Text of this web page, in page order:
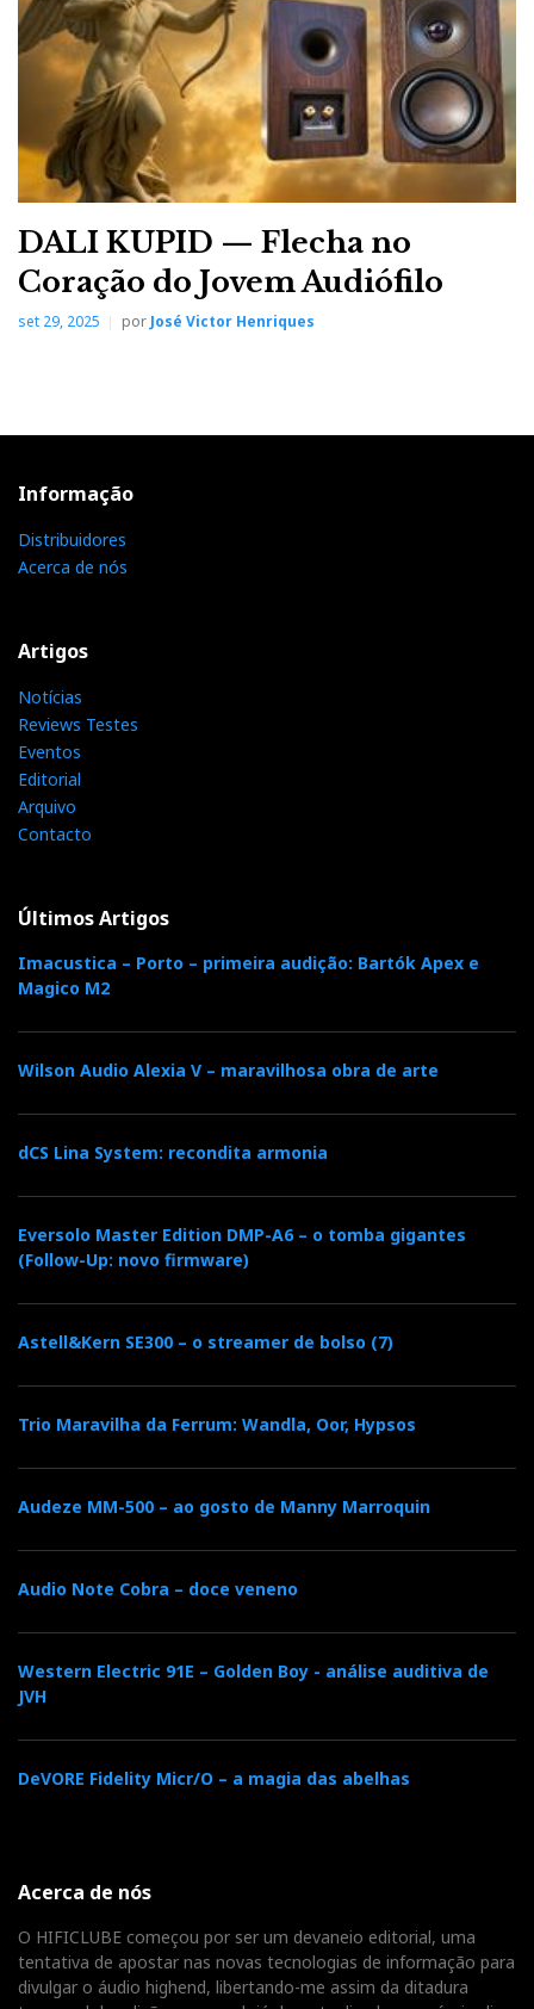
DALI KUPID — Flecha no
Coração do Jovem Audiófilo
set 29, 2025 por José Victor Henriques
Informação
Distribuidores
Acerca de nós
Artigos
Notícias
Reviews Testes
Eventos
Editorial
Arquivo
Contacto
Últimos Artigos
Imacustica – Porto – primeira audição: Bartók Apex e
Magico M2
Wilson Audio Alexia V – maravilhosa obra de arte
dCS Lina System: recondita armonia
Eversolo Master Edition DMP-A6 – o tomba gigantes
(Follow-Up: novo firmware)
Astell&Kern SE300 – o streamer de bolso (7)
Trio Maravilha da Ferrum: Wandla, Oor, Hypsos
Audeze MM-500 – ao gosto de Manny Marroquin
Audio Note Cobra – doce veneno
Western Electric 91E – Golden Boy - análise auditiva de
JVH
DeVORE Fidelity Micr/O – a magia das abelhas
Acerca de nós
O HIFICLUBE começou por ser um devaneio editorial, uma
tentativa de apostar nas novas tecnologias de informação para
divulgar o áudio highend, libertando-me assim da ditadura